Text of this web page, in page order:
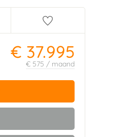
€ 37.995
€ 575 / maand